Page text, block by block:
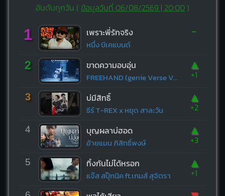
อันดับทุกวัน ( ข้อมูลวันที่ 06/08/2569 | 20:00)
1 เพราะพี่รักจริง
หนึ่ง บีเคแบนด์
-
2 ขาดความอบอุ่น
FREEHAND (genie Verse Vol.1)
▲
+1
3 บ่มีสิทธิ์
ธีร์ T-REX x หยุด สาละวัน
▲
+2
4 บุญผลาบ่ฮอด
อ้ายแมน ภิสิทธิ์พงษ์
▲
+3
5 ทิ้งกันไม่ได้หรอก
แจ๊ส สปุ๊กนิค ft.เกมส์ สุจิตรา
▲
+1